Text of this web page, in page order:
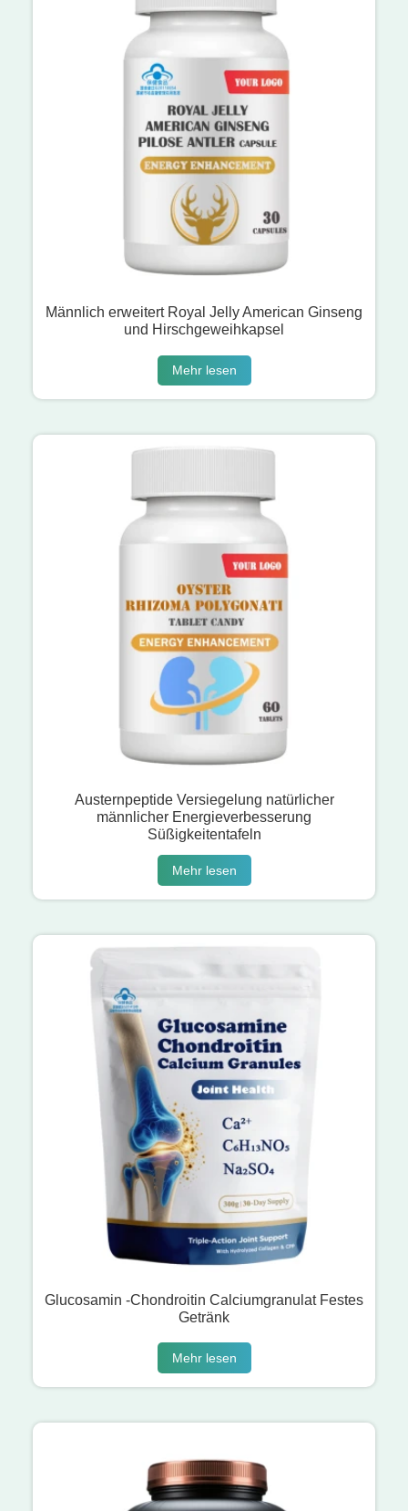
Männlich erweitert Royal Jelly American Ginseng
und Hirschgeweihkapsel
Mehr lesen
Austernpeptide Versiegelung natürlicher
männlicher Energieverbesserung
Süßigkeitentafeln
Mehr lesen
Glucosamin -Chondroitin Calciumgranulat Festes
Getränk
Mehr lesen